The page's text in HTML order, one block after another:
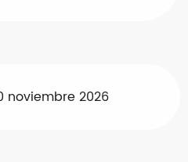
noviembre 2026